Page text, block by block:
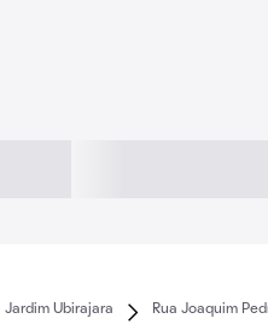
Jardim Ubirajara Rua Joaquim